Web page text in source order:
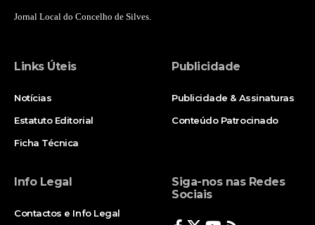
Jornal Local do Concelho de Silves.
Links Úteis
Notícias
Estatuto Editorial
Ficha Técnica
Publicidade
Publicidade & Assinaturas
Conteúdo Patrocinado
Info Legal
Contactos e Info Legal
Siga-nos nas Redes
Sociais